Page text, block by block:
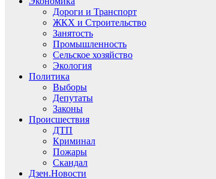
Дороги и Транспорт
ЖКХ и Строительство
Занятость
Промышленность
Сельское хозяйство
Экология
Политика
Выборы
Депутаты
Законы
Происшествия
ДТП
Криминал
Пожары
Скандал
Дзен.Новости